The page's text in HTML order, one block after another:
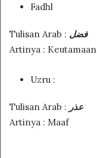
Fadhl
Tulisan Arab : فضل
Artinya : Keutamaan
Uzru :
Tulisan Arab : عذر
Artinya : Maaf